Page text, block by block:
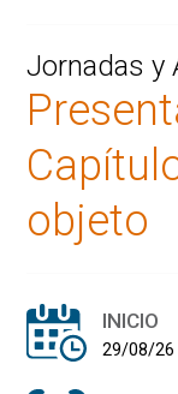
Jornadas y
objeto
INICIO
29/08/26